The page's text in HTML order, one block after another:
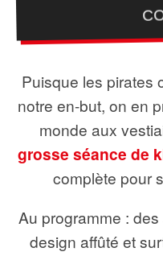
Puisque les pirates
notre en-but, on en
monde aux
grosse séance de
complète pour
Au programme :
design affûté et